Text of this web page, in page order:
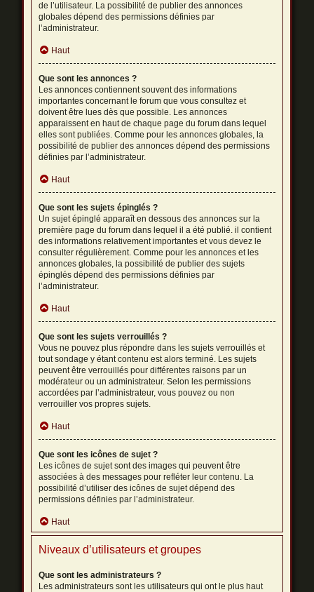
de l’utilisateur. La possibilité de publier des annonces
globales dépend des permissions définies par
l’administrateur.
Haut
Que sont les annonces ?
Les annonces contiennent souvent des informations
importantes concernant le forum que vous consultez et
doivent être lues dès que possible. Les annonces
apparaissent en haut de chaque page du forum dans lequel
elles sont publiées. Comme pour les annonces globales, la
possibilité de publier des annonces dépend des permissions
définies par l’administrateur.
Haut
Que sont les sujets épinglés ?
Un sujet épinglé apparaît en dessous des annonces sur la
première page du forum dans lequel il a été publié. il contient
des informations relativement importantes et vous devez le
consulter régulièrement. Comme pour les annonces et les
annonces globales, la possibilité de publier des sujets
épinglés dépend des permissions définies par
l’administrateur.
Haut
Que sont les sujets verrouillés ?
Vous ne pouvez plus répondre dans les sujets verrouillés et
tout sondage y étant contenu est alors terminé. Les sujets
peuvent être verrouillés pour différentes raisons par un
modérateur ou un administrateur. Selon les permissions
accordées par l’administrateur, vous pouvez ou non
verrouiller vos propres sujets.
Haut
Que sont les icônes de sujet ?
Les icônes de sujet sont des images qui peuvent être
associées à des messages pour refléter leur contenu. La
possibilité d’utiliser des icônes de sujet dépend des
permissions définies par l’administrateur.
Haut
Niveaux d’utilisateurs et groupes
Que sont les administrateurs ?
Les administrateurs sont les utilisateurs qui ont le plus haut